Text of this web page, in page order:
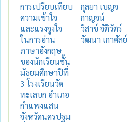
การเปรียบเทียบ
ความเข้าใจ
และแรงจูงใจ
ในการอ่าน
ภาษาอังกฤษ
ของนักเรียนชั้น
มัธยมศึกษาปีที่
3 โรงเรียนวัด
ทะเลบก อำเภอ
กำแพงแสน
จังหวัดนครปฐม
กุลยา เบญจ
กาญจน์
วิสาข์ จัติวัตร์
วัฒนา เกาศัลย์